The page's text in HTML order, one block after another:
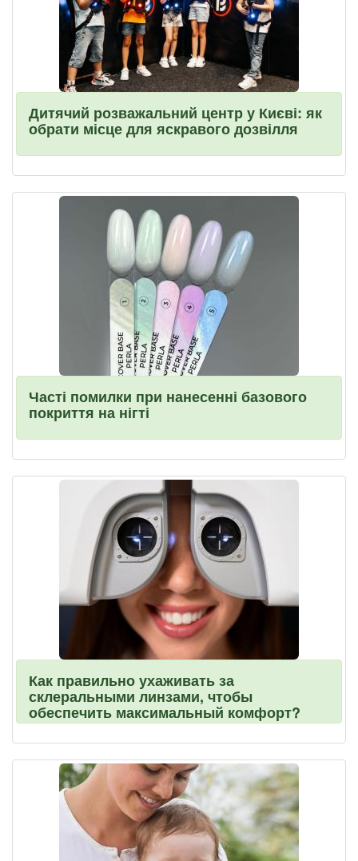
Дитячий розважальний центр у Києві: як
обрати місце для яскравого дозвілля
Часті помилки при нанесенні базового
покриття на нігті
Как правильно ухаживать за
склеральными линзами, чтобы
обеспечить максимальный комфорт?